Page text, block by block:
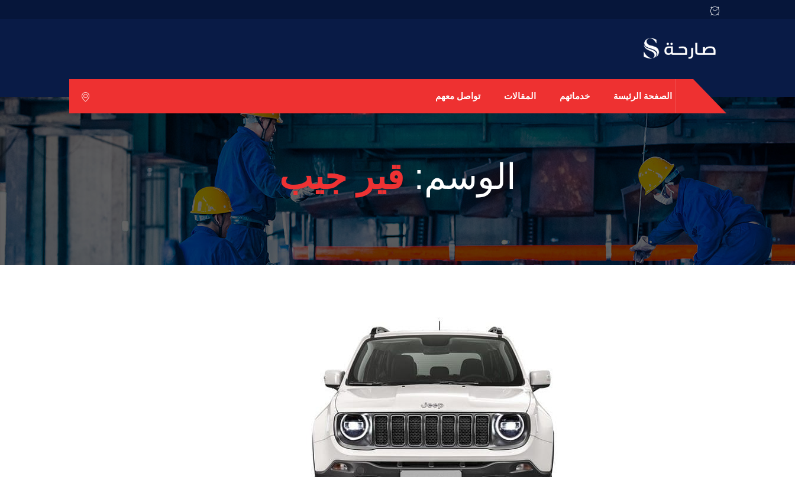
الصفحة الرئيسة خدماتهم المقالات تواصل معهم
الوسم:قير جيب